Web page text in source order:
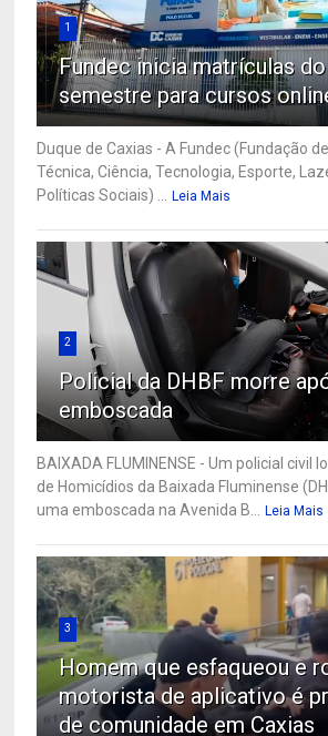
1
Fundec inicia matrículas
semestre para cursos
Duque de Caxias - A Fundec (Fundação
Técnica, Ciência, Tecnologia, Esporte,
Políticas Sociais) ...
Leia Mais
2
Policial da DHBF morre
emboscada
BAIXADA FLUMINENSE - Um policial civil
de Homicídios da Baixada Fluminense
uma emboscada na Avenida B...
Leia Mais
3
Homem que esfaqueou e
motorista de aplicativo é
de comunidade em Caxias